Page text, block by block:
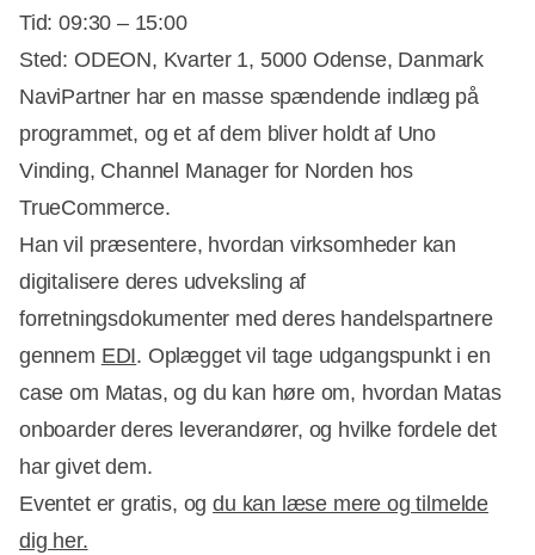
Tid: 09:30 – 15:00
Sted: ODEON, Kvarter 1, 5000 Odense, Danmark
NaviPartner har en masse spændende indlæg på
programmet, og et af dem bliver holdt af Uno
Vinding, Channel Manager for Norden hos
TrueCommerce.
Han vil præsentere, hvordan virksomheder kan
digitalisere deres udveksling af
forretningsdokumenter med deres handelspartnere
gennem EDI. Oplægget vil tage udgangspunkt i en
case om Matas, og du kan høre om, hvordan Matas
onboarder deres leverandører, og hvilke fordele det
har givet dem.
Eventet er gratis, ogdu kan læse mere og tilmelde
dig her.